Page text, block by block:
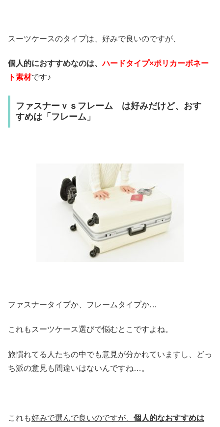
スーツケースのタイプは、好みで良いのですが、
個人的におすすめなのは、ハードタイプ×ポリカーボネー
ト素材です♪
ファスナーｖｓフレーム は好みだけど、おす
すめは「フレーム」
ファスナータイプか、フレームタイプか…
これもスーツケース選びで悩むとこですよね。
旅慣れてる人たちの中でも意見が分かれていますし、どっ
ち派の意見も間違いはないんですね…。
これも好みで選んで良いのですが、 個人的なおすすめは